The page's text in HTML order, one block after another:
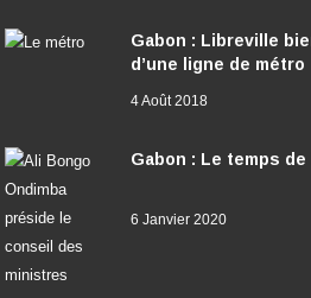
Gabon : Libreville
d’une ligne de métro
4 Août 2018
Gabon : Le temps de
6 Janvier 2020